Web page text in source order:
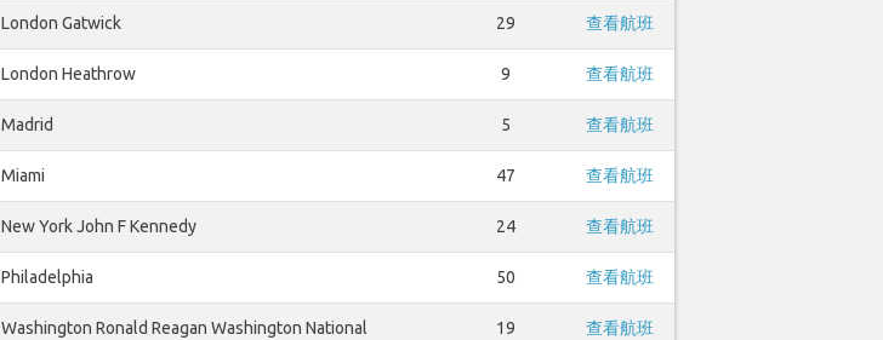
London Gatwick 29 查看航班
London Heathrow 9 查看航班
Madrid 5 查看航班
Miami 47 查看航班
New York John F Kennedy 24 查看航班
Philadelphia 50 查看航班
Washington Ronald Reagan Washington National 19 查看航班